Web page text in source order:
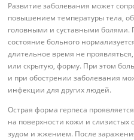
Развитие заболевания может
повышением температуры тела,
головными и суставными болями.
состояние больного
длительное время не
или скрытую, форму. При этом
и при обострении заболевания
инфекции для других людей.
Острая форма герпеса
на поверхности кожи и
зудом и жжением. После